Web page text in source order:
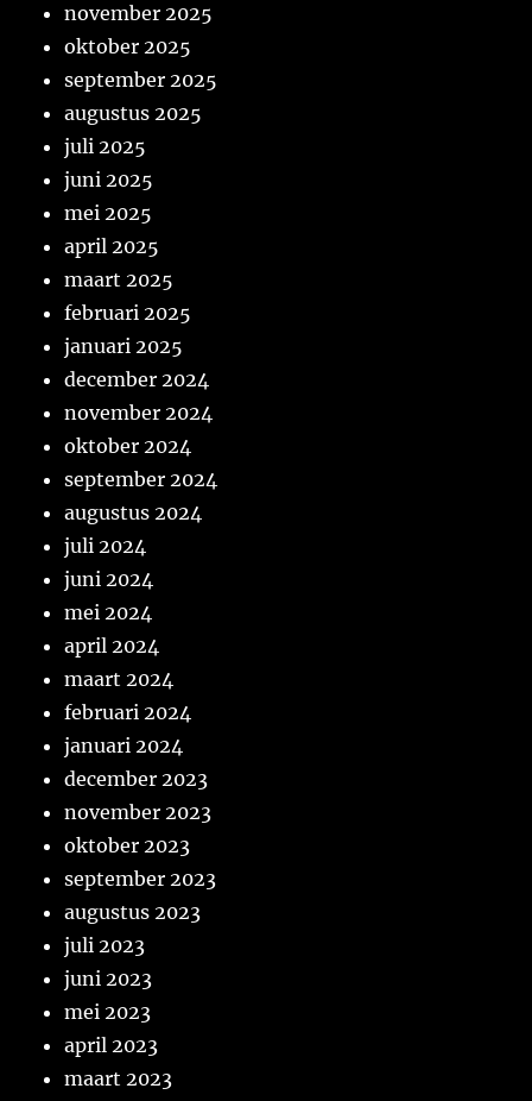
november 2025
oktober 2025
september 2025
augustus 2025
juli 2025
juni 2025
mei 2025
april 2025
maart 2025
februari 2025
januari 2025
december 2024
november 2024
oktober 2024
september 2024
augustus 2024
juli 2024
juni 2024
mei 2024
april 2024
maart 2024
februari 2024
januari 2024
december 2023
november 2023
oktober 2023
september 2023
augustus 2023
juli 2023
juni 2023
mei 2023
april 2023
maart 2023